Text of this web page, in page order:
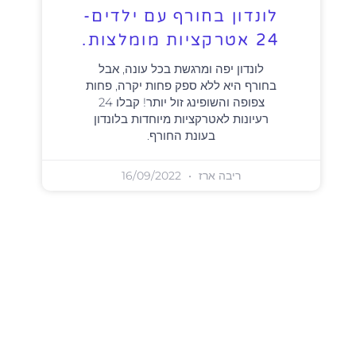
לונדון בחורף עם ילדים-
24 אטרקציות מומלצות.
לונדון יפה ומרגשת בכל עונה, אבל
בחורף היא ללא ספק פחות יקרה, פחות
צפופה והשופינג זול יותר! קבלו 24
רעיונות לאטרקציות מיוחדות בלונדון
בעונת החורף.
ריבה ארז